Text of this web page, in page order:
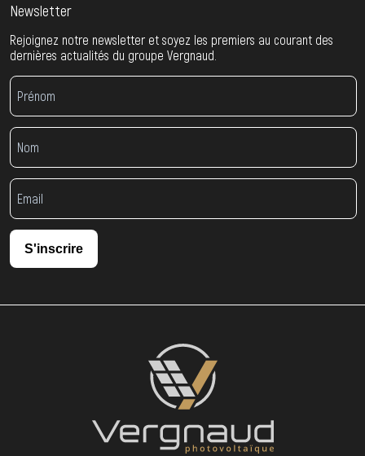
Newsletter
Rejoignez notre newsletter et soyez les premiers au courant des
dernières actualités du groupe Vergnaud.
S'inscrire